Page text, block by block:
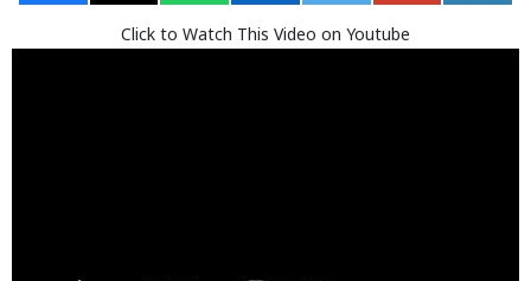
Click to Watch This Video on Youtube